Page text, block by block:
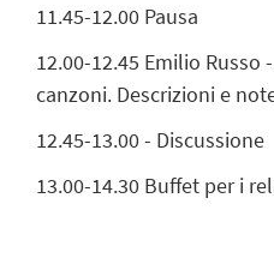
11.45-12.00 Pausa
12.00-12.45 Emilio
canzoni. Descrizioni e
12.45-13.00 - Discussione
13.00-14.30 Buffet per i